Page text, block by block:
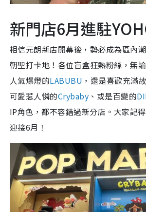
新門店6月進駐
相信元朗新店開幕後，勢必成為區內
朝聖打卡地！各位盲盒狂熱粉絲，無
人氣爆燈的LABUBU ，還是喜歡充滿
可愛惹人憐的Crybaby 、或是百變的
IP角色，都不容錯過新分店。大家記
迎接6月！